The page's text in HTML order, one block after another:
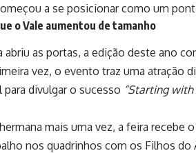
a se posicionar como um
o Vale aumentou de tamanho
abriu as portas, a edição deste ano
vez, o evento traz uma atração
divulgar o sucesso “Starting with
mais uma vez, a feira recebe
nos quadrinhos com os Filhos do